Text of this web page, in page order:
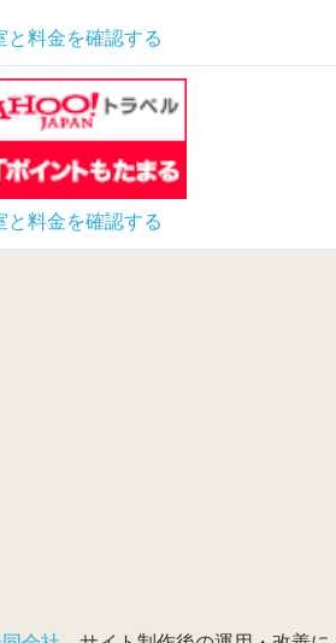
と料金を確認する
と料金を確認する